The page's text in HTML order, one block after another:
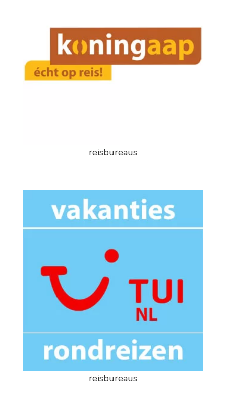
reisbureaus
reisbureaus